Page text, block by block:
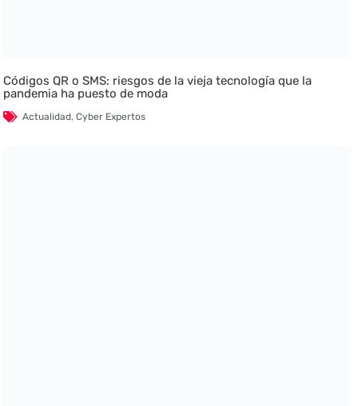
Códigos QR o SMS: riesgos de la vieja tecnología que la
pandemia ha puesto de moda
Actualidad,Cyber Expertos